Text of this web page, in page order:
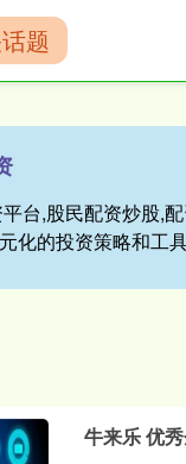
台,股民配资炒股,
化的投资策略和工
题
牛来乐 优